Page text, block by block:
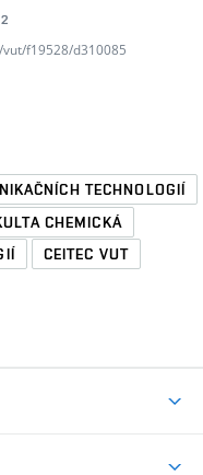
f19528/d310085
TECHNOLOGIÍ
CHEMICKÁ
CEITEC VUT